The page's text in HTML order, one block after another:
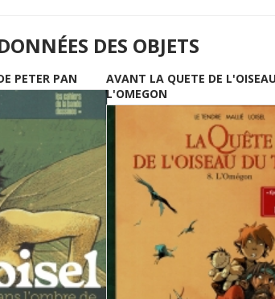
DES OBJETS
PETER PAN
AVANT LA QUETE DE
L'OMEGON